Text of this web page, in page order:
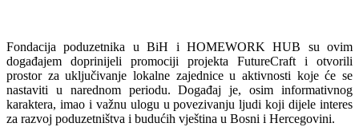
Fondacija poduzetnika u BiH i HOMEWORK HUB su ovim
događajem doprinijeli promociji projekta FutureCraft i otvorili
prostor za uključivanje lokalne zajednice u aktivnosti koje će se
nastaviti u narednom periodu. Događaj je, osim informativnog
karaktera, imao i važnu ulogu u povezivanju ljudi koji dijele interes
za razvoj poduzetništva i budućih vještina u Bosni i Hercegovini.